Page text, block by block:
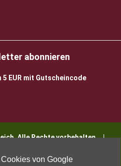
von Google
abonnieren
EUR mit Gutscheincode
Alle Rechte vorbehalten |